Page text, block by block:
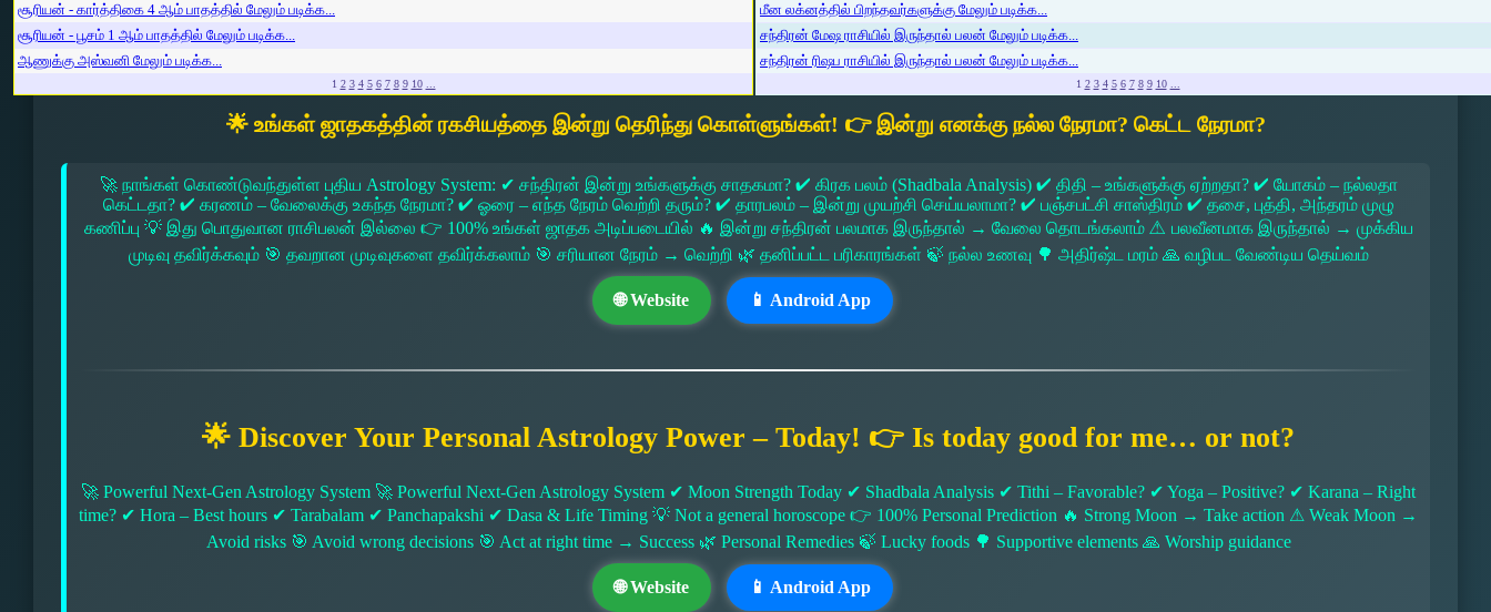
சூரியன் - கார்த்திகை 4 ஆம் பாதத்தில் மேலும் படிக்க...
சூரியன் - பூசம் 1 ஆம் பாதத்தில் மேலும் படிக்க...
ஆணுக்கு அஸ்வனி மேலும் படிக்க...
1 2 3 4 5 6 7 8 9 10 ...
மீன லக்னத்தில் பிறந்தவர்களுக்கு மேலும் படிக்க...
சந்திரன் மேஷ ராசியில் இருந்தால் பலன் மேலும் படிக்க...
சந்திரன் ரிஷப ராசியில் இருந்தால் பலன் மேலும் படிக்க...
1 2 3 4 5 6 7 8 9 10 ...
🌟 உங்கள் ஜாதகத்தின் ரகசியத்தை இன்று தெரிந்து கொள்ளுங்கள்! 👉 இன்று எனக்கு நல்ல நேரமா? கெட்ட நேரமா?
🚀 நாங்கள் கொண்டுவந்துள்ள புதிய Astrology System: ✔ சந்திரன் இன்று உங்களுக்கு சாதகமா? ✔ கிரக பலம் (Shadbala Analysis) ✔ திதி – உங்களுக்கு ஏற்றதா? ✔ யோகம் – நல்லதா
கெட்டதா? ✔ கரணம் – வேலைக்கு உகந்த நேரமா? ✔ ஓரை – எந்த நேரம் வெற்றி தரும்? ✔ தாரபலம் – இன்று முயற்சி செய்யலாமா? ✔ பஞ்சபட்சி சாஸ்திரம் ✔ தசை, புத்தி, அந்தரம் முழு
கணிப்பு 💡 இது பொதுவான ராசிபலன் இல்லை 👉 100% உங்கள் ஜாதக அடிப்படையில் 🔥 இன்று சந்திரன் பலமாக இருந்தால் → வேலை தொடங்கலாம் ⚠ பலவீனமாக இருந்தால் → முக்கிய
முடிவு தவிர்க்கவும் 🎯 தவறான முடிவுகளை தவிர்க்கலாம் 🎯 சரியான நேரம் → வெற்றி 🌿 தனிப்பட்ட பரிகாரங்கள் 🍃 நல்ல உணவு 🌳 அதிர்ஷ்ட மரம் 🙏 வழிபட வேண்டிய தெய்வம்
🌐 Website 📱 Android App
🌟 Discover Your Personal Astrology Power – Today! 👉 Is today good for me… or not?
🚀 Powerful Next-Gen Astrology System 🚀 Powerful Next-Gen Astrology System ✔ Moon Strength Today ✔ Shadbala Analysis ✔ Tithi – Favorable? ✔ Yoga – Positive? ✔ Karana – Right
time? ✔ Hora – Best hours ✔ Tarabalam ✔ Panchapakshi ✔ Dasa & Life Timing 💡 Not a general horoscope 👉 100% Personal Prediction 🔥 Strong Moon → Take action ⚠ Weak Moon →
Avoid risks 🎯 Avoid wrong decisions 🎯 Act at right time → Success 🌿 Personal Remedies 🍃 Lucky foods 🌳 Supportive elements 🙏 Worship guidance
🌐 Website 📱 Android App